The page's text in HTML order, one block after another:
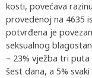
kosti, povećava
provedenoj na 4635
potvrđena je
seksualnog
– 23% vježba tri
šest dana, a 5% svaki